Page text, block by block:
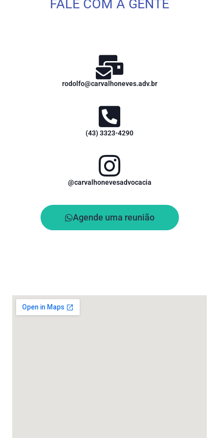
FALE COM A GENTE
rodolfo@carvalhoneves.adv.br
(43) 3323-4290
@carvalhonevesadvocacia
Agende uma reunião